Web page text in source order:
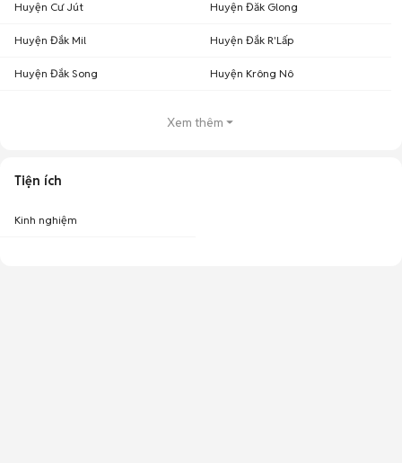
Huyện Cư Jút Huyện Đăk Glong
Huyện Đắk Mil Huyện Đắk R'Lấp
Huyện Đắk Song Huyện Krông Nô
Xem thêm
Tiện ích
Kinh nghiệm